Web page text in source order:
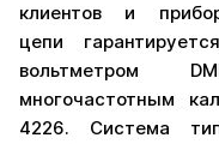
клиентов и
цепи
вольтметром
многочастотным
4226. Система